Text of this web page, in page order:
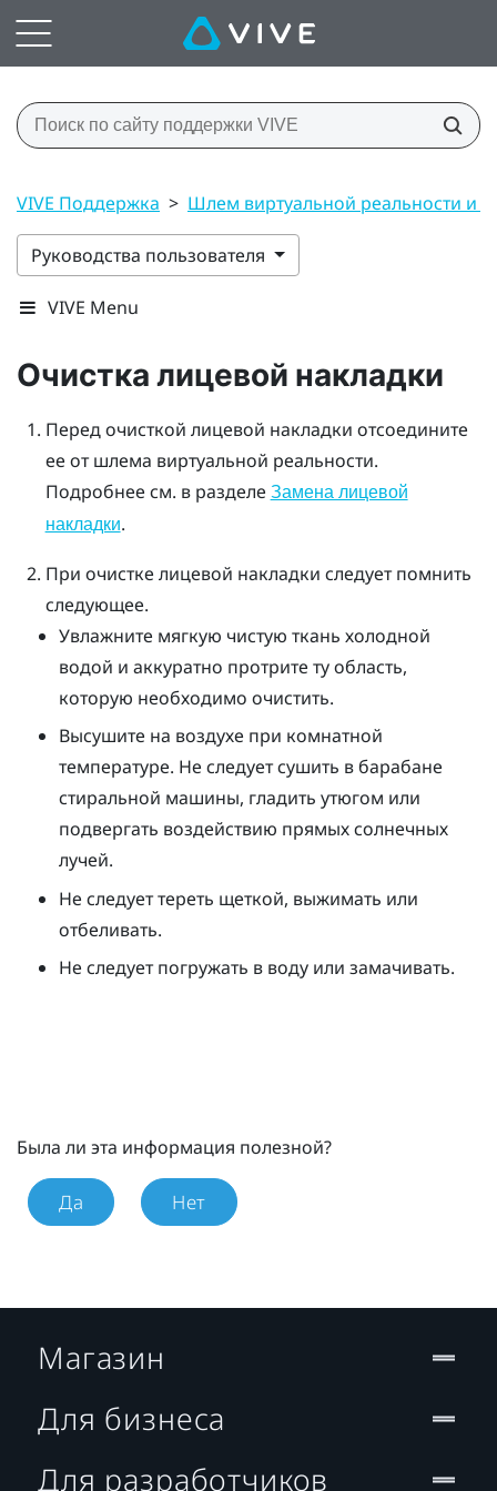
VIVE Поддержка > Шлем виртуальной реальности и
Руководства пользователя
VIVE Menu
Очистка лицевой накладки
Перед очисткой лицевой накладки отсоедините
ее от шлема виртуальной реальности.
Подробнее см. в разделе Замена лицевой
накладки.
При очистке лицевой накладки следует помнить
следующее.
Увлажните мягкую чистую ткань холодной
водой и аккуратно протрите ту область,
которую необходимо очистить.
Высушите на воздухе при комнатной
температуре. Не следует сушить в барабане
стиральной машины, гладить утюгом или
подвергать воздействию прямых солнечных
лучей.
Не следует тереть щеткой, выжимать или
отбеливать.
Не следует погружать в воду или замачивать.
Была ли эта информация полезной?
Да Нет
Магазин
Для бизнеса
Для разработчиков